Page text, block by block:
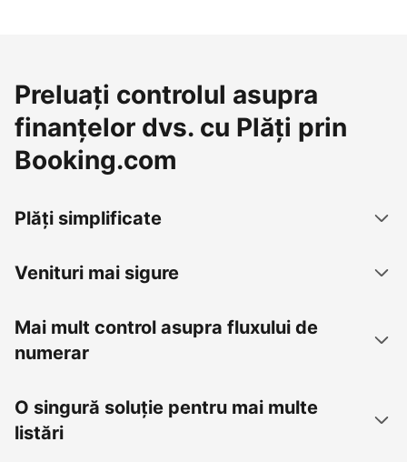
Preluați controlul asupra
finanțelor dvs. cu Plăți prin
Booking.com
Plăți simplificate
Venituri mai sigure
Mai mult control asupra fluxului de
numerar
O singură soluție pentru mai multe
listări